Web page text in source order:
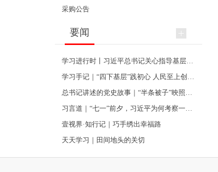
采购公告
要闻
壹视界·知行记｜巧手绣出幸福路
天天学习｜田间地头的关切